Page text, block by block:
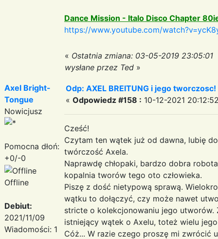
Dance Mission - Italo Disco Chapter
https://www.youtube.com/
« Ostatnia zmiana: 03-05-2019 23:05:01
wysłane przez Ted »
Axel Bright-
Tongue
Nowicjusz
Pomocna dłoń:
+0/-0
Offline
Debiut:
2021/11/09
Wiadomości: 1
Odp: AXEL BREITUNG i jego
« Odpowiedz #158 : 10-12-2021
Cześć!
Czytam ten wątek już od dawna, lubię
twórczość Axela.
Naprawdę chłopaki, bardzo dobra
kopalnia tworów tego oto człowieka.
Piszę z dość nietypową sprawą.
wątku to dołączyć, czy może nawet
stricte o kolekcjonowaniu jego utworów.
istniejący wątek o Axelu, toteż wielu
Cóż... W razie czego proszę mi zwrócić